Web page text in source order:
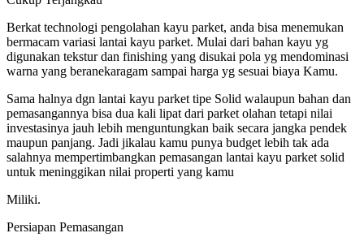
Berkat technologi pengolahan kayu parket, anda bisa menemukan
bermacam variasi lantai kayu parket. Mulai dari bahan kayu yg
digunakan tekstur dan finishing yang disukai pola yg mendominasi
warna yang beranekaragam sampai harga yg sesuai biaya Kamu.
Sama halnya dgn lantai kayu parket tipe Solid walaupun bahan dan
pemasangannya bisa dua kali lipat dari parket olahan tetapi nilai
investasinya jauh lebih menguntungkan baik secara jangka pendek
maupun panjang. Jadi jikalau kamu punya budget lebih tak ada
salahnya mempertimbangkan pemasangan lantai kayu parket solid
untuk meninggikan nilai properti yang kamu
Miliki.
Persiapan Pemasangan